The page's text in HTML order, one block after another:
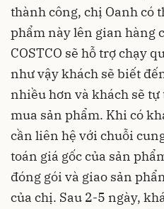
thành công, chị Oanh có
phẩm này lên gian hàng
COSTCO sẽ hỗ trợ chạy
như vậy khách sẽ biết
nhiều hơn và khách sẽ
mua sản phẩm. Khi có
cần liên hệ với chuỗi
toán giá gốc của sản
đóng gói và giao sản
của chị. Sau 2-5 ngày,